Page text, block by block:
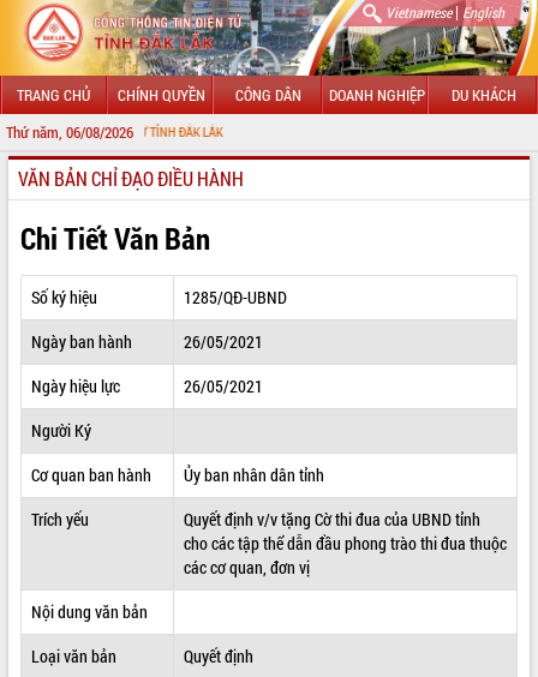
Vietnamese| English
TRANG CHỦ CHÍNH QUYỀN CÔNG DÂN DOANH NGHIỆP DU KHÁCH
Thứ năm, 06/08/2026
TIN ĐIỆN TỬ TỈNH ĐẮK LẮK
GIỚI THIỆU
LÃNH ĐẠO UBND TỈNH
TIN TỨC SỰ KIỆN
SỞ, BAN, NGÀNH
THÔNG TIN CHỈ ĐẠO ĐIỀU HÀNH
HỆ THỐNG VĂN BẢN
VĂN BẢN HĐND TỈNH
QUY HOẠCH - KẾ HOẠCH
VĂN BẢN CHỈ ĐẠO ĐIỀU HÀNH
Chi Tiết Văn Bản
Số ký hiệu
1285/QĐ-UBND
Ngày ban hành
26/05/2021
Ngày hiệu lực
26/05/2021
Người Ký
Cơ quan ban hành
Ủy ban nhân dân tỉnh
Trích yếu
Quyết định v/v tặng Cờ thi đua của UBND tỉnh
cho các tập thể dẫn đầu phong trào thi đua thuộc
các cơ quan, đơn vị
Nội dung văn bản
Loại văn bản
Quyết định